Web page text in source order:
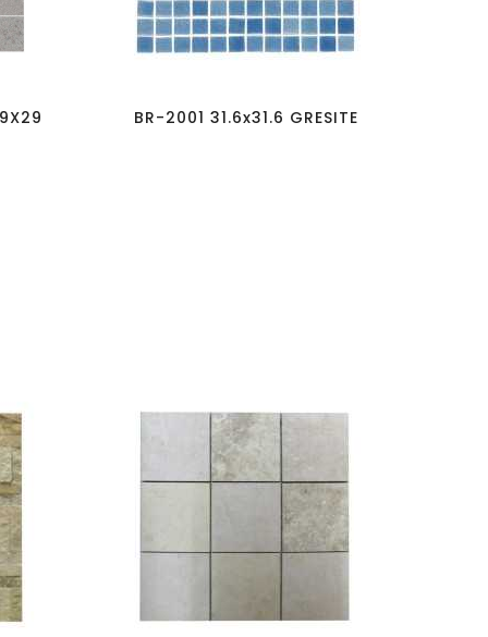
favorite_border visibility
BR-2001 31.6x31.6 GRESITE
favorite_border visibility